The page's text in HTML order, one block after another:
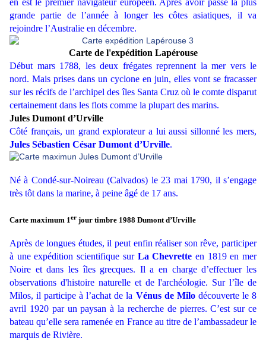
grande partie de l’année à longer les côtes asiatiques, il va
rejoindre l’Australie en décembre.
Carte de l'expédition Lapérouse
Début mars 1788, les deux frégates reprennent la mer vers le
nord. Mais prises dans un cyclone en juin, elles vont se fracasser
sur les récifs de l’archipel des îles Santa Cruz où le comte disparut
certainement dans les flots comme la plupart des marins.
Jules Dumont d’Urville
Côté français, un grand explorateur a lui aussi sillonné les mers,
Jules Sébastien César Dumont d’Urville.
Né à Condé-sur-Noireau (Calvados) le 23 mai 1790, il s’engage
très tôt dans la marine, à peine âgé de 17 ans.
Carte maximum 1er jour timbre 1988 Dumont d’Urville
Après de longues études, il peut enfin réaliser son rêve, participer
à une expédition scientifique sur La Chevrette en 1819 en mer
Noire et dans les îles grecques. Il a en charge d’effectuer les
observations d'histoire naturelle et de l'archéologie. Sur l’île de
Milos, il participe à l’achat de la Vénus de Milodécouverte le 8
avril 1920 par un paysan à la recherche de pierres. C’est sur ce
bateau qu’elle sera ramenée en France au titre de l’ambassadeur le
marquis de Rivière.